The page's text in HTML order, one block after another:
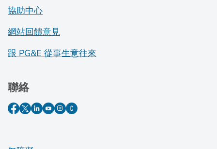
協助中心
網站回饋意見
跟 PG&E 從事生意往來
聯絡